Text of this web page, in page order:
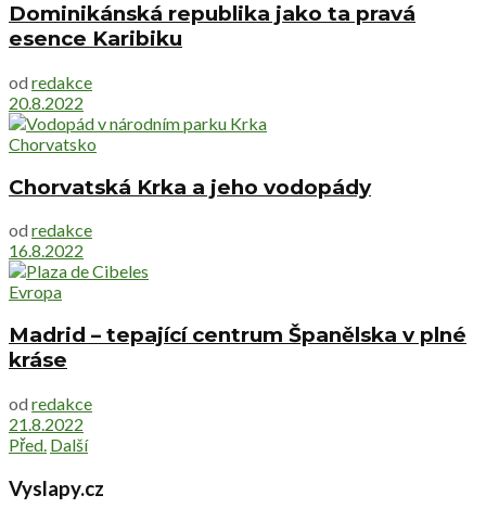
Dominikánská republika jako ta pravá
esence Karibiku
od redakce
20.8.2022
Chorvatsko
Chorvatská Krka a jeho vodopády
od redakce
16.8.2022
Evropa
Madrid – tepající centrum Španělska v plné
kráse
od redakce
21.8.2022
Před. Další
Vyslapy.cz